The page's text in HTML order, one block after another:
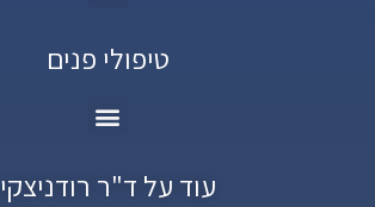
טיפולי פנים
עוד על ד"ר רודניצקי